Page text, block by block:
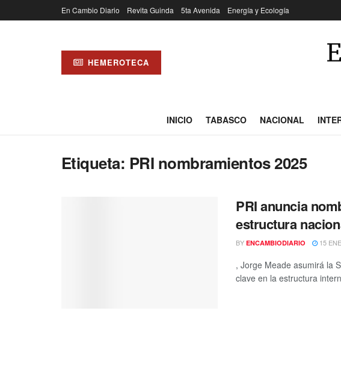
En Cambio Diario Revita Guinda 5ta Avenida Energía y Ecología
HEMEROTECA
INICIO TABASCO NACIONAL
Etiqueta: PRI nombramientos 2025
PRI anuncia
estructura
BY ENCAMBIODIARIO 15
, Jorge Meade asumirá la
clave en la estructura